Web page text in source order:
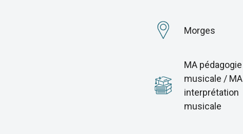
Morges
MA pédagogie
musicale / MA
interprétation
musicale